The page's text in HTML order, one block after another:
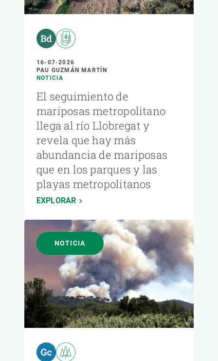
16-07-2026
PAU GUZMÁN MARTÍN
NOTICIA
El seguimiento de
mariposas metropolitano
llega al río Llobregat y
revela que hay más
abundancia de mariposas
que en los parques y las
playas metropolitanos
EXPLORAR
NOTICIA